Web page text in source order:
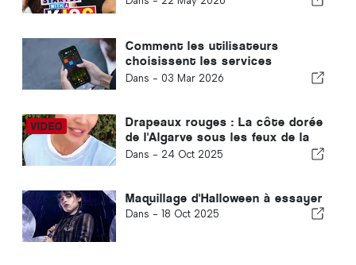
Comment les utilisateurs
choisissent les services
numériques pour le
Dans - 03 Mar 2026
Drapeaux rouges : La côte dorée
de l'Algarve sous les feux de la
rampe dans un nouveau film
Dans - 24 Oct 2025
Maquillage d'Halloween à essayer
Dans - 18 Oct 2025